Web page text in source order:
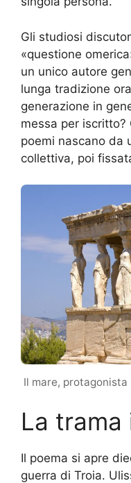
Gli studiosi
«questione
un unico autore
lunga tradizione
generazione in
messa per iscritto?
poemi nascano da
collettiva, poi
Il mare,
La trama
Il poema si apre
guerra di Troia.